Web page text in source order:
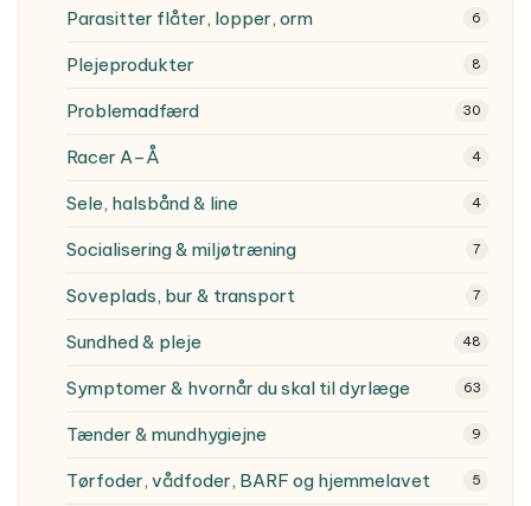
Parasitter flåter, lopper, orm 6
Plejeprodukter 8
Problemadfærd 30
Racer A–Å 4
Sele, halsbånd & line 4
Socialisering & miljøtræning 7
Soveplads, bur & transport 7
Sundhed & pleje 48
Symptomer & hvornår du skal til dyrlæge 63
Tænder & mundhygiejne 9
Tørfoder, vådfoder, BARF og hjemmelavet 5